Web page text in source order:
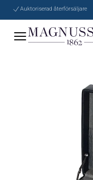
Auktoriserad återförsäljare